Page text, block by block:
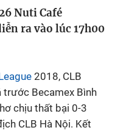
Nuti Café
ra vào lúc 17h00
2018, CLB
trước Becamex Bình
chịu thất bại 0-3
CLB Hà Nội. Kết